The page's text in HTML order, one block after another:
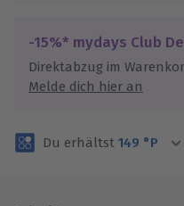
Jeder Gutschein für
Maximale Sicherheit
3 Jahre gültig &
-15%* mydays Club
Direktabzug im
Melde dich hier an
Du erhältst 149 °P